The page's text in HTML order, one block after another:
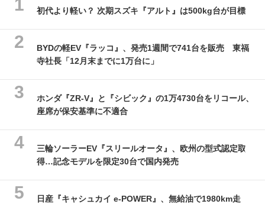
初代より軽い？ 次期スズキ『アルト』は500kg台が目標
BYDの軽EV『ラッコ』、発売1週間で741台を販売 東福
寺社長「12月末までに1万台に」
ホンダ『ZR-V』と『シビック』の1万4730台をリコール、
座席が保安基準に不適合
三輪ソーラーEV『スリールオータ』、欧州の型式認定取
得…記念モデルを限定30台で国内発売
日産『キャシュカイ e-POWER』、無給油で1980km走